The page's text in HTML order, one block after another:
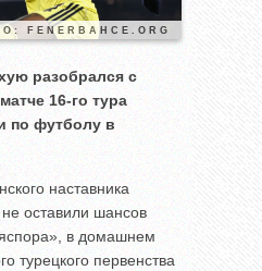
FENERBAHCE.ORG
разобрался с
16-го тура
по футболу в
наставника
не оставили шансов
в домашнем
турецкого первенства